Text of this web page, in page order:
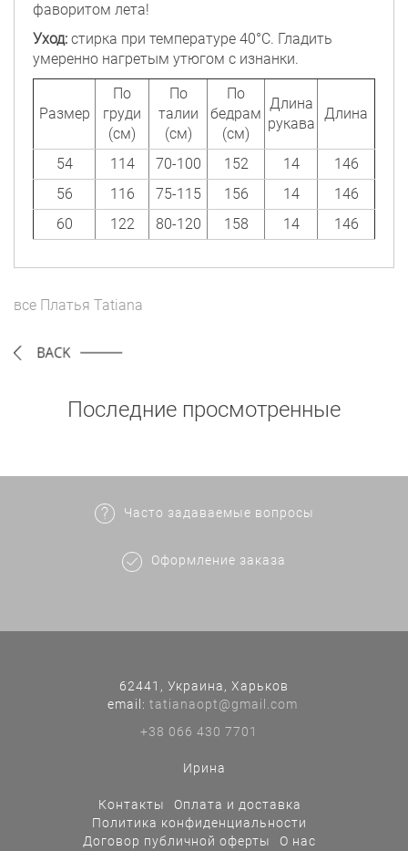
фаворитом лета!
Уход: стирка при температуре 40°C. Гладить
умеренно нагретым утюгом с изнанки.
Размер
По
груди
(см)
По
талии
(см)
По
бедрам
(см)
Длина
рукава
Длина
54 114 70-100 152 14
146
56
116 75-115 156 14
146
60
122 80-120 158 14 146
все Платья Tatiana
Последние просмотренные
Часто задаваемые вопросы
Оформление заказа
62441, Украина, Харьков
еmail: tatianaopt@gmail.com
+38 066 430 7701
Ирина
Контакты
Оплата и доставка
Политика конфиденциальности
Договор публичной оферты
О нас